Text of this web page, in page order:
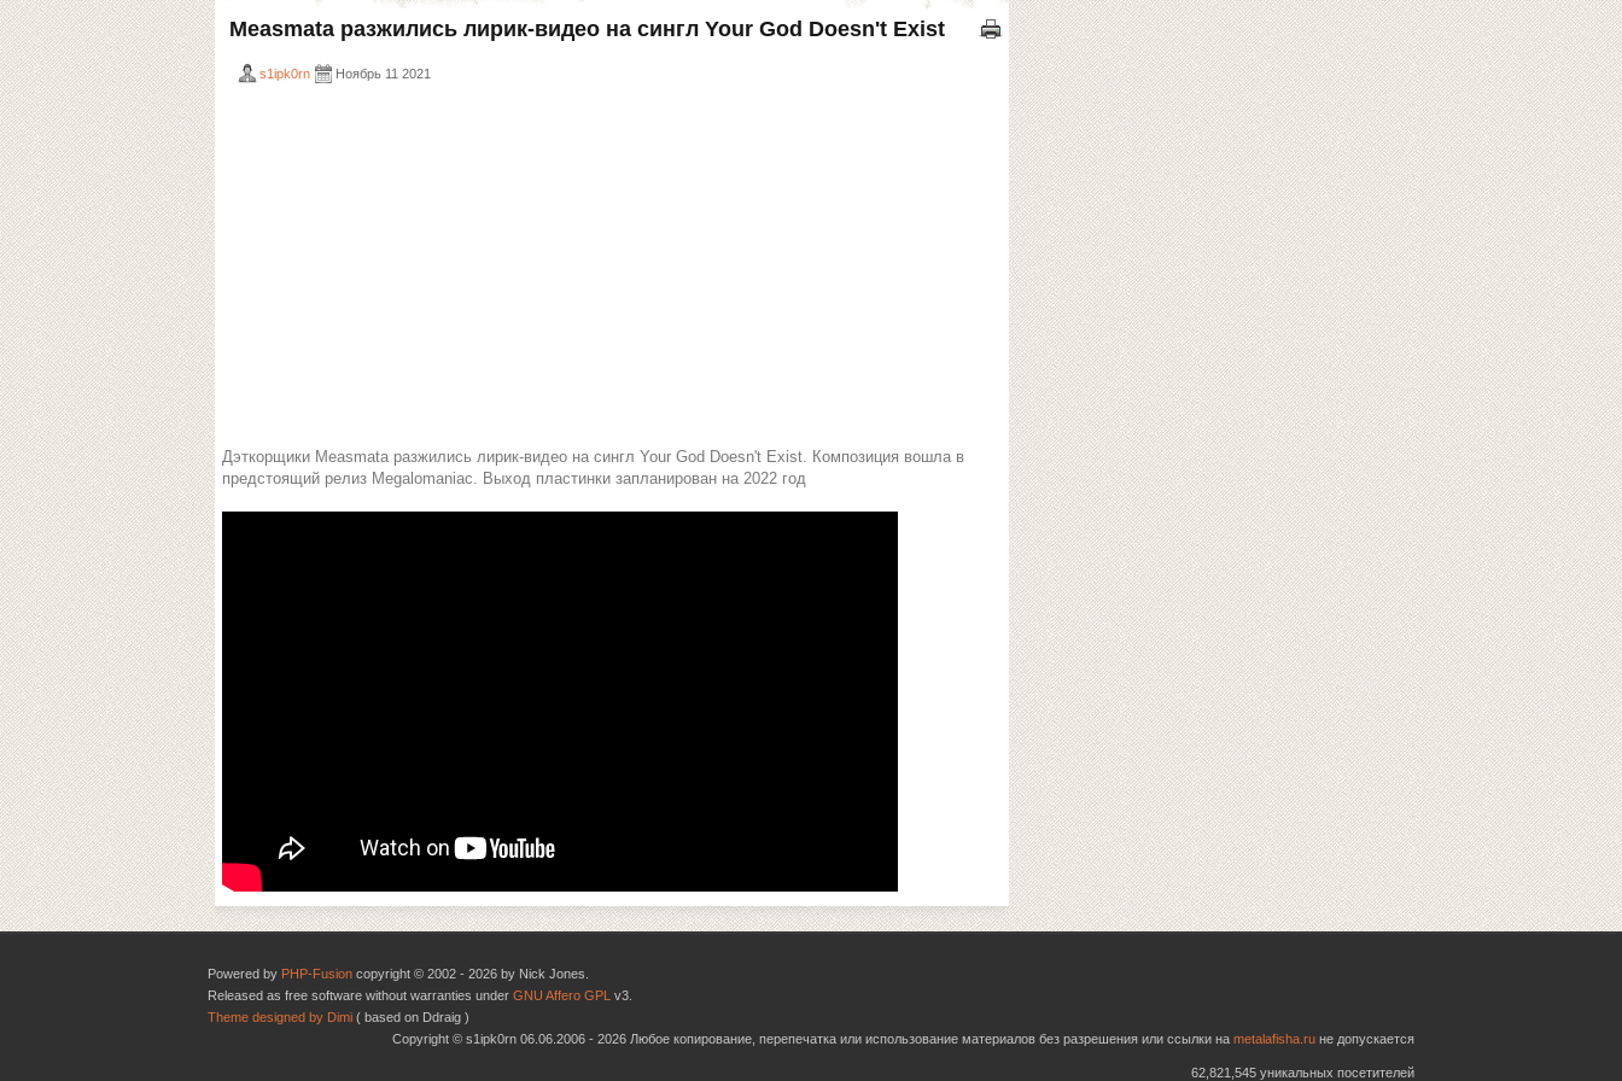
Measmata разжились лирик-видео на сингл Your God Doesn't Exist
s1ipk0rn Ноябрь 11 2021
Дэткорщики Measmata разжились лирик-видео на сингл Your God Doesn't Exist. Композиция вошла в
предстоящий релиз Megalomaniac. Выход пластинки запланирован на 2022 год
Powered by PHP-Fusion copyright © 2002 - 2026 by Nick Jones.
Released as free software without warranties under GNU Affero GPL v3.
Theme designed by Dimi ( based on Ddraig )
Copyright © s1ipk0rn 06.06.2006 - 2026 Любое копирование, перепечатка или использование материалов без разрешения или ссылки на metalafisha.ru не допускается
62,821,545 уникальных посетителей